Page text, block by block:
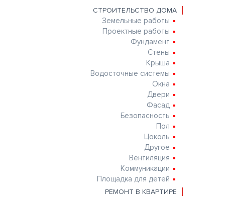
СТРОИТЕЛЬСТВО ДОМА
Земельные работы
Проектные работы
Фундамент
Стены
Крыша
Водосточные системы
Окна
Двери
Фасад
Безопасность
Пол
Цоколь
Другое
Вентиляция
Коммуникации
Площадка для детей
РЕМОНТ В КВАРТИРЕ